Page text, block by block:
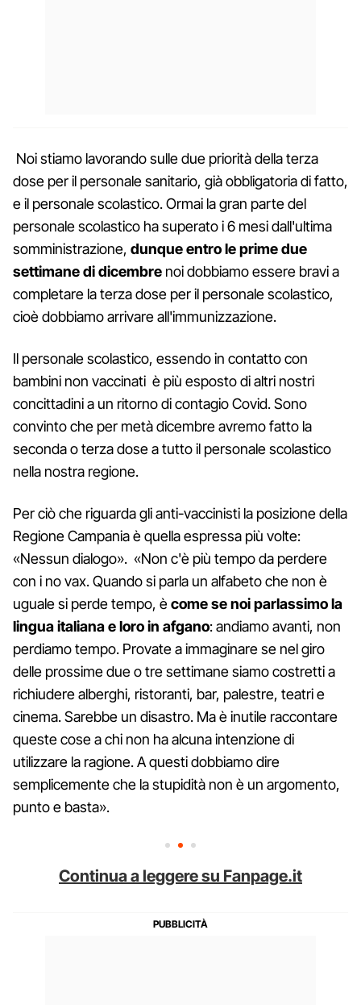
Noi stiamo lavorando sulle due priorità della terza
dose per il personale sanitario, già obbligatoria di fatto,
e il personale scolastico. Ormai la gran parte del
personale scolastico ha superato i 6 mesi dall'ultima
somministrazione, dunque entro le prime due
settimane di dicembre noi dobbiamo essere bravi a
completare la terza dose per il personale scolastico,
cioè dobbiamo arrivare all'immunizzazione.
Il personale scolastico, essendo in contatto con
bambini non vaccinati è più esposto di altri nostri
concittadini a un ritorno di contagio Covid. Sono
convinto che per metà dicembre avremo fatto la
seconda o terza dose a tutto il personale scolastico
nella nostra regione.
Per ciò che riguarda gli anti-vaccinisti la posizione della
Regione Campania è quella espressa più volte:
«Nessun dialogo». «Non c'è più tempo da perdere
con i no vax. Quando si parla un alfabeto che non è
uguale si perde tempo, ècome se noi parlassimo la
lingua italiana e loro in afgano: andiamo avanti, non
perdiamo tempo. Provate a immaginare se nel giro
delle prossime due o tre settimane siamo costretti a
richiudere alberghi, ristoranti, bar, palestre, teatri e
cinema. Sarebbe un disastro. Ma è inutile raccontare
queste cose a chi non ha alcuna intenzione di
utilizzare la ragione. A questi dobbiamo dire
semplicemente che la stupidità non è un argomento,
punto e basta».
Continua a leggere su Fanpage.it